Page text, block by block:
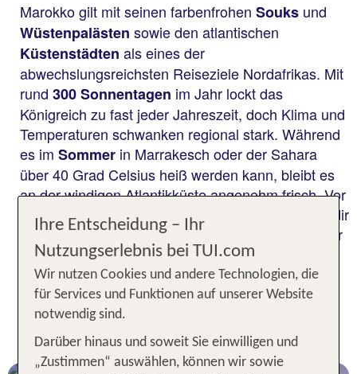
Marokko gilt mit seinen farbenfrohen Souks und
Wüstenpalästen sowie den atlantischen
Küstenstädten als eines der
abwechslungsreichsten Reiseziele Nordafrikas. Mit
rund 300 Sonnentagen im Jahr lockt das
Königreich zu fast jeder Jahreszeit, doch Klima und
Temperaturen schwanken regional stark. Während
es im Sommer in Marrakesch oder der Sahara
über 40 Grad Celsius heiß werden kann, bleibt es
an der windigen Atlantikküste angenehm frisch. Vor
allem wenn du eine Rundreise planst, verschaffe dir
vorab einen Überblick über die
für
deinen Marokko Urlaub.
Dein direkter Weg zum perfekten
Marokko Urlaub
Ihre Entscheidung – Ihr
Nutzungserlebnis bei TUI.com
Wir nutzen Cookies und andere Technologien, die
für Services und Funktionen auf unserer Website
notwendig sind.
Darüber hinaus und soweit Sie einwilligen und
„Zustimmen“ auswählen, können wir sowie